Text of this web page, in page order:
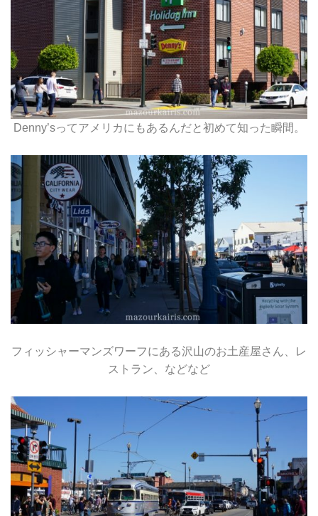
Denny’sってアメリカにもあるんだと初めて知った瞬間。
フィッシャーマンズワーフにある沢山のお土産屋さん、レ
ストラン、などなど